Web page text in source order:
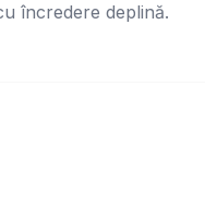
încredere deplină.